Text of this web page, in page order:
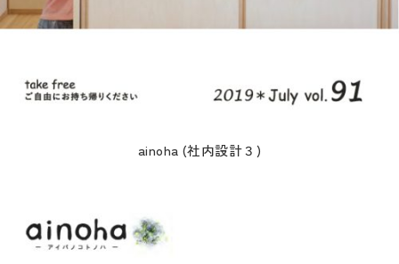
ainoha (社内設計３)